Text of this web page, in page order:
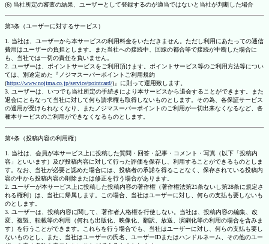
(6) 当社所定の審査の結果、ユーザーとして登録するのが適当ではないと当社が判断した場合
第3条（ユーザーに対するサービス）
1. 当社は、ユーザーから本サービスの利用料金をいただきません。ただし利用にあたっての通信
費用はユーザーの負担とします。また当社への接続中、回線の都合等で接続が中断した場合に
も、当社では一切の責任を負いません。
2. ユーザーは、ポイントサービスをご利用頂けます。ポイントサービス等のご利用方法等につい
ては、別途定めた『ノジマスーパーポイントご利用規約
(https://www.nojima.co.jp/service/pointcard/)』に則って運用致します。
3. ユーザーは、いつでも当社所定の手続きにより本サービスから退会することができます。また
退会にともなって当社に対して何ら請求権も取得しないものとします。その為、各保証サービス
の適用が受けられなくなり、またノジマスーパーポイントのご利用が一切出来なくなるなど、各
種本サービスのご利用ができなくなるものとします。
第4条（投稿内容の利用権）
1. 当社は、会員が本サービス上に投稿した質問・回答・記事・コメント・写真（以下「投稿内
容」といいます）及び投稿内容に対して行った評価を保存し、利用することができるものとしま
す。なお、当社が必要と認めた場合には、投稿者の承諾を得ることなく、保存されている投稿内
容の中から投稿内容の削除または修正を行う場合があります。
2. ユーザーが本サービス上に投稿した投稿内容の著作権（著作権法第21条ないし第28条に規定さ
れる権利）は、当社に帰属します。この場合、当社はユーザーに対し、何らの支払も要しないも
のとします。
3. ユーザーは、投稿内容に関して、著作者人格権を行使しない。当社は、投稿内容の編集、改
変、複製、転載等の利用（何れも出版化、映像化、翻訳、放送、演劇化等の利用の場合を含みま
す）を行うことができます。これらを行う場合でも、当社はユーザーに対し、何らの支払も要し
ないものとし、また、当社はユーザーの氏名、ユーザーIDまたはハンドルネーム、その他のユー